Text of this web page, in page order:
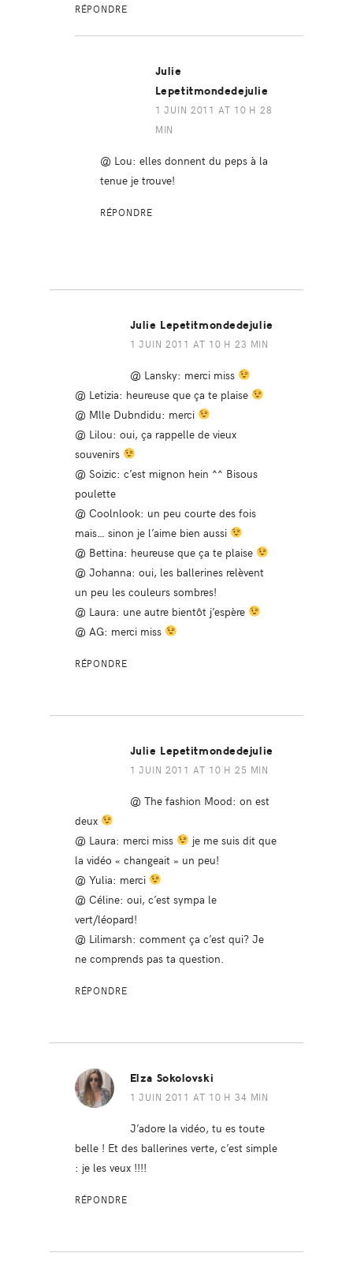
RÉPONDRE
Julie
Lepetitmondedejulie
1 JUIN 2011 AT 10 H 28
MIN
@ Lou: elles donnent du peps à la
tenue je trouve!
RÉPONDRE
Julie Lepetitmondedejulie
1 JUIN 2011 AT 10 H 23 MIN
@ Lansky: merci miss
@ Letizia: heureuse que ça te plaise
@ Mlle Dubndidu: merci
@ Lilou: oui, ça rappelle de vieux
souvenirs
@ Soizic: c’est mignon hein ^^ Bisous
poulette
@ Coolnlook: un peu courte des fois
mais… sinon je l’aime bien aussi
@ Bettina: heureuse que ça te plaise
@ Johanna: oui, les ballerines relèvent
un peu les couleurs sombres!
@ Laura: une autre bientôt j’espère
@ AG: merci miss
RÉPONDRE
Julie Lepetitmondedejulie
1 JUIN 2011 AT 10 H 25 MIN
@ The fashion Mood: on est
deux
@ Laura: merci miss
je me suis dit que
la vidéo « changeait » un peu!
@ Yulia: merci
@ Céline: oui, c’est sympa le
vert/léopard!
@ Lilimarsh: comment ça c’est qui? Je
ne comprends pas ta question.
RÉPONDRE
Elza Sokolovski
1 JUIN 2011 AT 10 H 34 MIN
J’adore la vidéo, tu es toute
belle ! Et des ballerines verte, c’est simple
: je les veux !!!!
RÉPONDRE